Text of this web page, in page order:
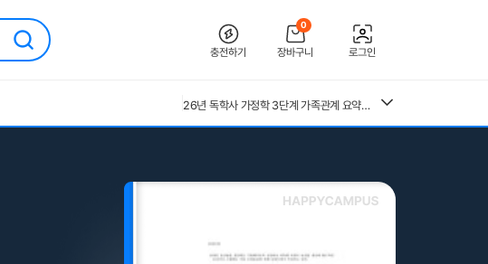
충전하기
0
장바구니 로그인
26년 독학사 가정학 3단계 가족관계 요약본(24,25년 시험 복기내용 추가)
(+합격인증O) SMAT 12시간 단기 암기 요약본 (모듈 A,B,C)
중앙대 매경 합격 필기본 (매경테스트 독학 필수자료)
독학사 3단계 가족관계 기출